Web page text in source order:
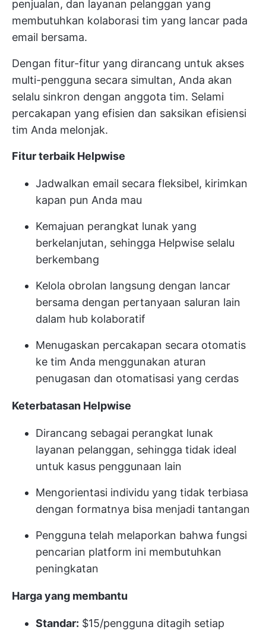
penjualan, dan layanan pelanggan yang
membutuhkan kolaborasi tim yang lancar pada
email bersama.
Dengan fitur-fitur yang dirancang untuk akses
multi-pengguna secara simultan, Anda akan
selalu sinkron dengan anggota tim. Selami
percakapan yang efisien dan saksikan efisiensi
tim Anda melonjak.
Fitur terbaik Helpwise
Jadwalkan email secara fleksibel, kirimkan
kapan pun Anda mau
Kemajuan perangkat lunak yang
berkelanjutan, sehingga Helpwise selalu
berkembang
Kelola obrolan langsung dengan lancar
bersama dengan pertanyaan saluran lain
dalam hub kolaboratif
Menugaskan percakapan secara otomatis
ke tim Anda menggunakan aturan
penugasan dan otomatisasi yang cerdas
Keterbatasan Helpwise
Dirancang sebagai perangkat lunak
layanan pelanggan, sehingga tidak ideal
untuk kasus penggunaan lain
Mengorientasi individu yang tidak terbiasa
dengan formatnya bisa menjadi tantangan
Pengguna telah melaporkan bahwa fungsi
pencarian platform ini membutuhkan
peningkatan
Harga yang membantu
Standar: $15/pengguna ditagih setiap